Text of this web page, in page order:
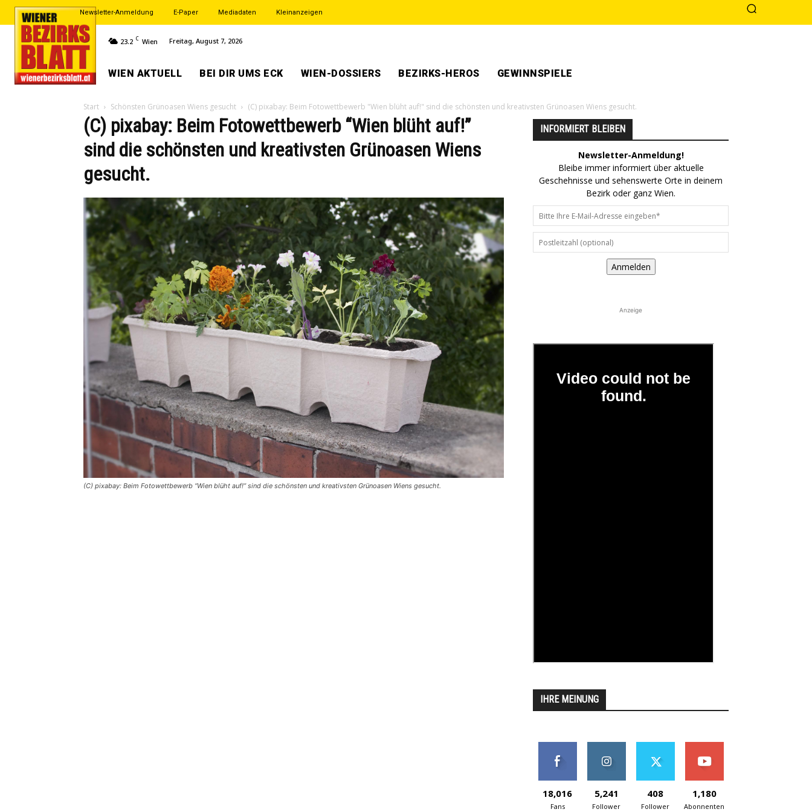
Newsletter-Anmeldung E-Paper Mediadaten Kleinanzeigen
23.2 C Wien Freitag, August 7, 2026
WIEN AKTUELL BEI DIR UMS ECK WIEN-DOSSIERS BEZIRKS-HEROS GEWINNSPIELE
Start Schönsten Grünoasen Wiens gesucht (C) pixabay: Beim Fotowettbewerb "Wien blüht auf!" sind die schönsten und kreativsten Grünoasen Wiens gesucht.
(C) pixabay: Beim Fotowettbewerb “Wien blüht auf!”
sind die schönsten und kreativsten Grünoasen Wiens
gesucht.
(C) pixabay: Beim Fotowettbewerb “Wien blüht auf!” sind die schönsten und kreativsten Grünoasen Wiens gesucht.
INFORMIERT BLEIBEN
Newsletter-Anmeldung!
Bleibe immer informiert über aktuelle
Geschehnisse und sehenswerte Orte in deinem
Bezirk oder ganz Wien.
Anmelden
Anzeige
IHRE MEINUNG
18,016
Fans
5,241
Follower
408
Follower
1,180
Abonnenten